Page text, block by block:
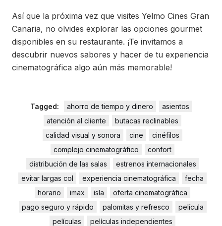
Así que la próxima vez que visites Yelmo Cines Gran
Canaria, no olvides explorar las opciones gourmet
disponibles en su restaurante. ¡Te invitamos a
descubrir nuevos sabores y hacer de tu experiencia
cinematográfica algo aún más memorable!
Tagged: ahorro de tiempo y dinero
asientos
atención al cliente
butacas reclinables
calidad visual y sonora
cine
cinéfilos
complejo cinematográfico
confort
distribución de las salas
estrenos internacionales
evitar largas col
experiencia cinematográfica
fecha
horario
imax isla
oferta cinematográfica
pago seguro y rápido
palomitas y refresco
película
películas
películas independientes